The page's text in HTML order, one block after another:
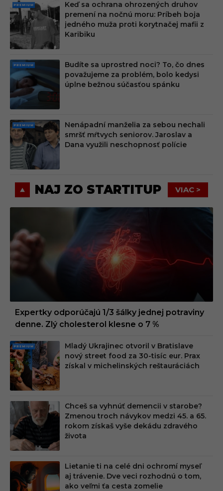
PRE
MIU
M
Keď sa ochrana ohrozených druhov
premení na nočnú moru: Príbeh boja
jedného muža proti korytnačej mafii z
Karibiku
PRE
MIU
M
Budíte sa uprostred noci? To, čo dnes
považujeme za problém, bolo kedysi
úplne bežnou súčasťou spánku
PRE
MIU
M
Nenápadní manželia za sebou nechali
smršť mŕtvych seniorov. Jaroslav a
Dana využili neschopnosť polície
NAJ ZO STARTITUP VIAC >
Expertky odporúčajú 1/3 šálky jednej potraviny
denne. Zlý cholesterol klesne o 7 %
PRE
MIU
M
Mladý Ukrajinec otvoril v Bratislave
nový street food za 30-tisíc eur. Prax
získal v michelinských reštauráciách
Chceš sa vyhnúť demencii v starobe?
Zmenou troch návykov medzi 45. a 65.
rokom získaš vyše dekádu zdravého
života
Lietanie ti na celé dni ochromí myseľ
aj trávenie. Dve veci rozhodnú o tom,
ako veľmi ťa cesta zomelie